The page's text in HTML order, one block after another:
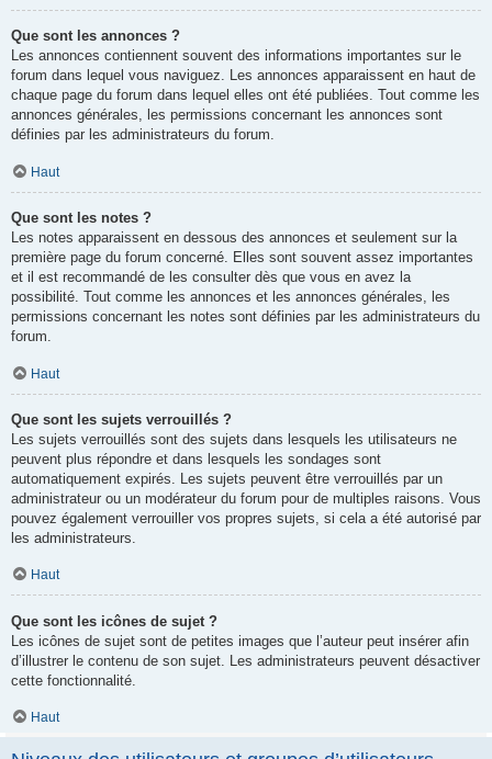
Que sont les annonces ?
Les annonces contiennent souvent des informations importantes sur le
forum dans lequel vous naviguez. Les annonces apparaissent en haut de
chaque page du forum dans lequel elles ont été publiées. Tout comme les
annonces générales, les permissions concernant les annonces sont
définies par les administrateurs du forum.
Haut
Que sont les notes ?
Les notes apparaissent en dessous des annonces et seulement sur la
première page du forum concerné. Elles sont souvent assez importantes
et il est recommandé de les consulter dès que vous en avez la
possibilité. Tout comme les annonces et les annonces générales, les
permissions concernant les notes sont définies par les administrateurs du
forum.
Haut
Que sont les sujets verrouillés ?
Les sujets verrouillés sont des sujets dans lesquels les utilisateurs ne
peuvent plus répondre et dans lesquels les sondages sont
automatiquement expirés. Les sujets peuvent être verrouillés par un
administrateur ou un modérateur du forum pour de multiples raisons. Vous
pouvez également verrouiller vos propres sujets, si cela a été autorisé par
les administrateurs.
Haut
Que sont les icônes de sujet ?
Les icônes de sujet sont de petites images que l’auteur peut insérer afin
d’illustrer le contenu de son sujet. Les administrateurs peuvent désactiver
cette fonctionnalité.
Haut